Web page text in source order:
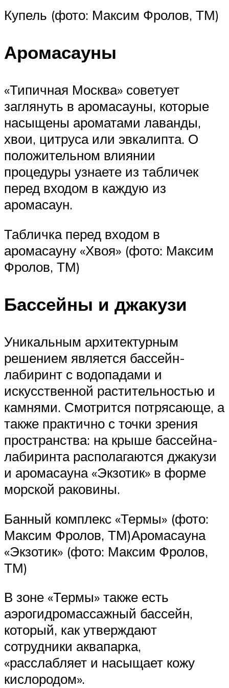
Купель (фото: Максим Фролов, ТМ)
Аромасауны
«Типичная Москва» советует
заглянуть в аромасауны, которые
насыщены ароматами лаванды,
хвои, цитруса или эвкалипта. О
положительном влиянии
процедуры узнаете из табличек
перед входом в каждую из
аромасаун.
Табличка перед входом в
аромасауну «Хвоя» (фото: Максим
Фролов, ТМ)
Бассейны и джакузи
Уникальным архитектурным
решением является бассейн-
лабиринт с водопадами и
искусственной растительностью и
камнями. Смотрится потрясающе, а
также практично с точки зрения
пространства: на крыше бассейна-
лабиринта располагаются джакузи
и аромасауна «Экзотик» в форме
морской раковины.
Банный комплекс «Термы» (фото:
Максим Фролов, ТМ)Аромасауна
«Экзотик» (фото: Максим Фролов,
ТМ)
В зоне «Термы» также есть
аэрогидромассажный бассейн,
который, как утверждают
сотрудники аквапарка,
«расслабляет и насыщает кожу
кислородом».